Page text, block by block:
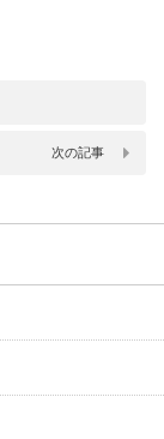
次の記事